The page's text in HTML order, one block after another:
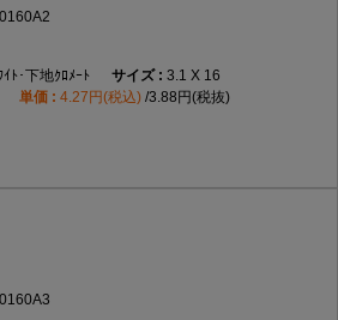
ﾄ･下地ｸﾛﾒｰﾄ
3.1 X 16
4.27円(税込) 3.88円(税抜)